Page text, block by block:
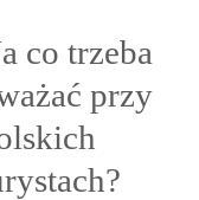
co trzeba
przy